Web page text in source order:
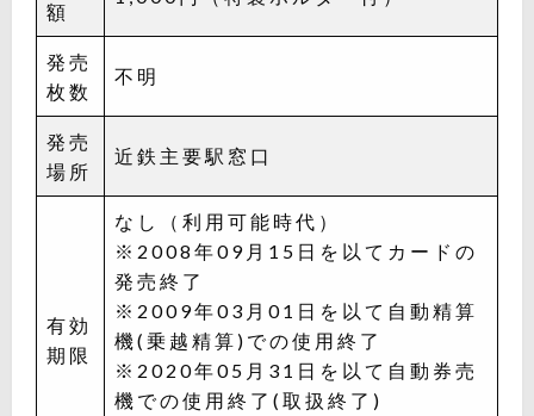
額
発売
枚数
不明
発売
場所
近鉄主要駅窓口
有効
期限
なし（利用可能時代）
※2008年09月15日を以てカードの
発売終了
※2009年03月01日を以て自動精算
機(乗越精算)での使用終了
※2020年05月31日を以て自動券売
機での使用終了(取扱終了)